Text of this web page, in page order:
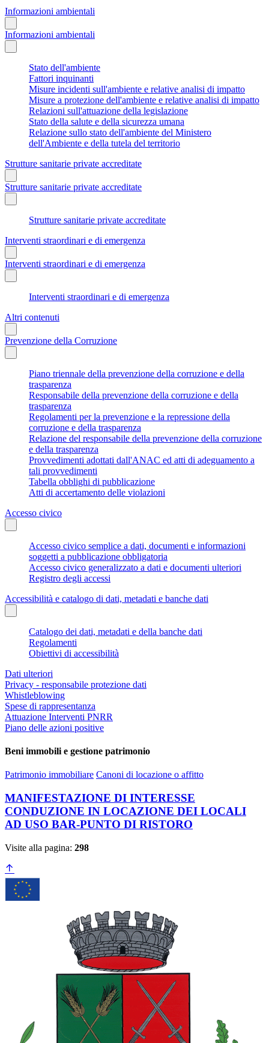
Informazioni ambientali
Informazioni ambientali
Stato dell'ambiente
Fattori inquinanti
Misure incidenti sull'ambiente e relative analisi di impatto
Misure a protezione dell'ambiente e relative analisi di impatto
Relazioni sull'attuazione della legislazione
Stato della salute e della sicurezza umana
Relazione sullo stato dell'ambiente del Ministero
dell'Ambiente e della tutela del territorio
Strutture sanitarie private accreditate
Strutture sanitarie private accreditate
Strutture sanitarie private accreditate
Interventi straordinari e di emergenza
Interventi straordinari e di emergenza
Interventi straordinari e di emergenza
Altri contenuti
Prevenzione della Corruzione
Piano triennale della prevenzione della corruzione e della
trasparenza
Responsabile della prevenzione della corruzione e della
trasparenza
Regolamenti per la prevenzione e la repressione della
corruzione e della trasparenza
Relazione del responsabile della prevenzione della corruzione
e della trasparenza
Provvedimenti adottati dall'ANAC ed atti di adeguamento a
tali provvedimenti
Tabella obblighi di pubblicazione
Atti di accertamento delle violazioni
Accesso civico
Accesso civico semplice a dati, documenti e informazioni
soggetti a pubblicazione obbligatoria
Accesso civico generalizzato a dati e documenti ulteriori
Registro degli accessi
Accessibilità e catalogo di dati, metadati e banche dati
Catalogo dei dati, metadati e della banche dati
Regolamenti
Obiettivi di accessibilità
Dati ulteriori
Privacy - responsabile protezione dati
Whistleblowing
Spese di rappresentanza
Attuazione Interventi PNRR
Piano delle azioni positive
Beni immobili e gestione patrimonio
Patrimonio immobiliare Canoni di locazione o affitto
MANIFESTAZIONE DI INTERESSE
CONDUZIONE IN LOCAZIONE DEI LOCALI
AD USO BAR-PUNTO DI RISTORO
Visite alla pagina: 298